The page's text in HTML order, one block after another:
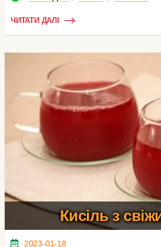
ЧИТАТИ ДАЛІ
Кисіль з
2023-01-18